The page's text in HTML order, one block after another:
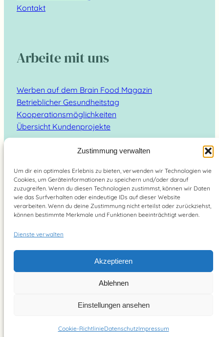
Zustimmung verwalten
Um dir ein optimales Erlebnis zu bieten, verwenden wir Technologien wie
Cookies, um Geräteinformationen zu speichern und/oder darauf
zuzugreifen. Wenn du diesen Technologien zustimmst, können wir Daten
wie das Surfverhalten oder eindeutige IDs auf dieser Website
verarbeiten. Wenn du deine Zustimmung nicht erteilst oder zurückziehst,
können bestimmte Merkmale und Funktionen beeinträchtigt werden.
Dienste verwalten
Akzeptieren
Ablehnen
Einstellungen ansehen
Cookie-RichtlinieDatenschutzImpressum
Kontakt
Arbeite mit uns
Werben auf dem Brain Food Magazin
Betrieblicher Gesundheitstag
Kooperationsmöglichkeiten
Übersicht Kundenprojekte
Suchen
Brain Food Magazin – lebe bewusst 2026
Facebook